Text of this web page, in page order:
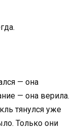
— она
— она верила.
тянулся уже
Только они